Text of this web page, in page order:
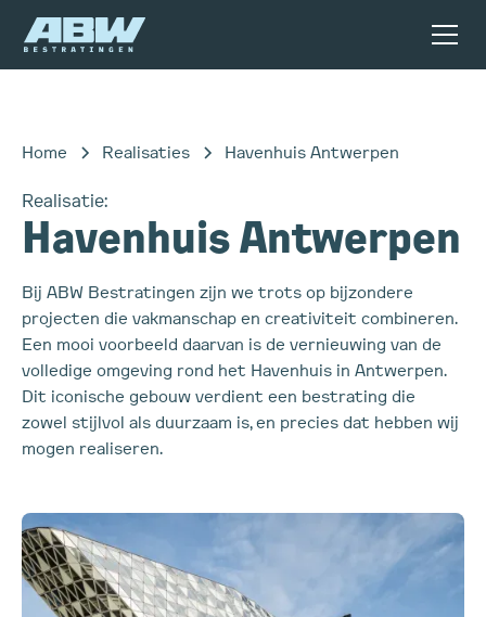
Home Realisaties Havenhuis Antwerpen
Realisatie:
Havenhuis Antwerpen
Bij ABW Bestratingen zijn we trots op bijzondere
projecten die vakmanschap en creativiteit combineren.
Een mooi voorbeeld daarvan is de vernieuwing van de
volledige omgeving rond het Havenhuis in Antwerpen.
Dit iconische gebouw verdient een bestrating die
zowel stijlvol als duurzaam is, en precies dat hebben wij
mogen realiseren.